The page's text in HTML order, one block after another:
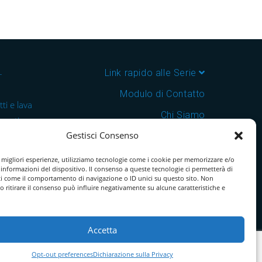
Gestisci Consenso
esperienze, utilizziamo tecnologie come i cookie per memorizzare e/o
informazioni del dispositivo. Il consenso a queste tecnologie ci permetterà di
come il comportamento di navigazione o ID unici su questo sito. Non
ritirare il consenso può influire negativamente su alcune caratteristiche e
Accetta
Opt-out preferencesDichiarazione sulla Privacy
e lava
e
in
Link rapido alle Serie
Modulo di Contatto
Chi Siamo
Download Catalogo PDF
Cookie Policy